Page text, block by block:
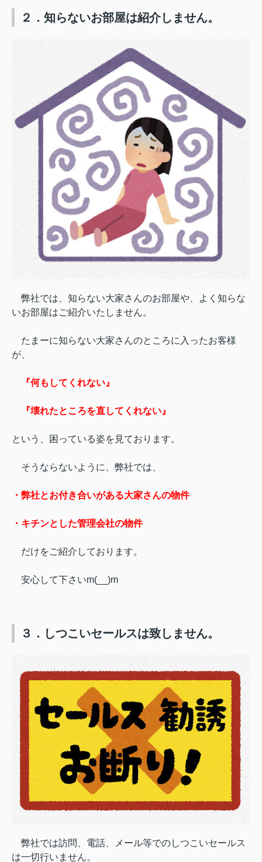
２．知らないお部屋は紹介しません。
弊社では、知らない大家さんのお部屋や、
よく知らな
いお部屋はご紹介いたしません。
たまーに知らない大家さんのところに入ったお客様
が、
『何もしてくれない』
『壊れたところを直してくれない』
という、困っている姿を見ております。
そうならないように、弊社では、
・弊社とお付き合いがある大家さんの物件
・キチンとした管理会社の物件
だけをご紹介しております。
安心して下さいm(__)m
３．しつこいセールスは致しません。
弊社では訪問、電話、メール等でのしつこいセールス
は一切行いません。